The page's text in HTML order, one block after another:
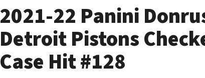
2021-22 Panini
Detroit Pistons
Case Hit #128